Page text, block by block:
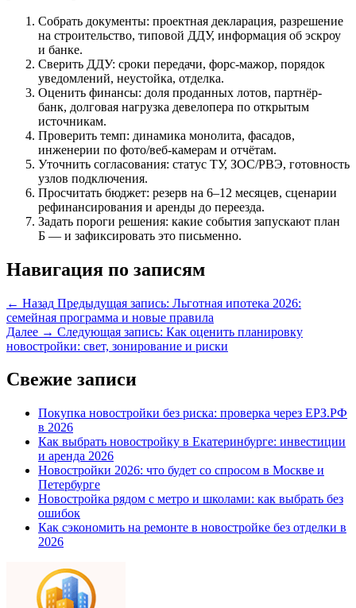
Собрать документы: проектная декларация, разрешение
на строительство, типовой ДДУ, информация об эскроу
и банке.
Сверить ДДУ: сроки передачи, форс-мажор, порядок
уведомлений, неустойка, отделка.
Оценить финансы: доля проданных лотов, партнёр-
банк, долговая нагрузка девелопера по открытым
источникам.
Проверить темп: динамика монолита, фасадов,
инженерии по фото/веб-камерам и отчётам.
Уточнить согласования: статус ТУ, ЗОС/РВЭ, готовность
узлов подключения.
Просчитать бюджет: резерв на 6–12 месяцев, сценарии
рефинансирования и аренды до переезда.
Задать пороги решения: какие события запускают план
Б — и зафиксировать это письменно.
Навигация по записям
← Назад Предыдущая запись: Льготная ипотека 2026:
семейная программа и новые правила
Далее → Следующая запись: Как оценить планировку
новостройки: свет, зонирование и риски
Свежие записи
Покупка новостройки без риска: проверка через ЕРЗ.РФ
в 2026
Как выбрать новостройку в Екатеринбурге: инвестиции
и аренда 2026
Новостройки 2026: что будет со спросом в Москве и
Петербурге
Новостройка рядом с метро и школами: как выбрать без
ошибок
Как сэкономить на ремонте в новостройке без отделки в
2026